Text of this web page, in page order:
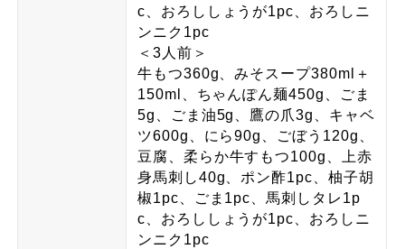
c、おろししょうが1pc、おろしニ
ンニク1pc
＜3人前＞
牛もつ360g、みそスープ380ml＋
150ml、ちゃんぽん麺450g、ごま
5g、ごま油5g、鷹の爪3g、キャベ
ツ600g、にら90g、ごぼう120g、
豆腐、柔らか牛すもつ100g、上赤
身馬刺し40g、ポン酢1pc、柚子胡
椒1pc、ごま1pc、馬刺しタレ1p
c、おろししょうが1pc、おろしニ
ンニク1pc